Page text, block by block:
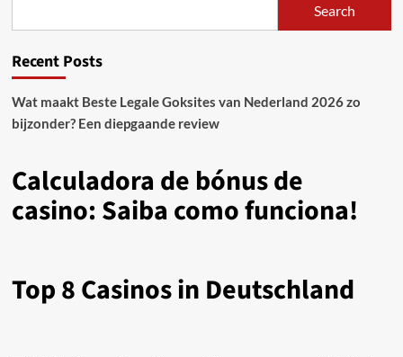
Search
Recent Posts
Wat maakt Beste Legale Goksites van Nederland 2026 zo
bijzonder? Een diepgaande review
Calculadora de bónus de
casino: Saiba como funciona!
Top 8 Casinos in Deutschland